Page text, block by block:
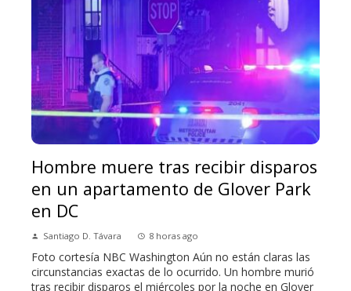
Hombre muere tras recibir disparos
en un apartamento de Glover Park
en DC
Santiago D. Távara 8 horas ago
Foto cortesía NBC Washington Aún no están claras las
circunstancias exactas de lo ocurrido. Un hombre murió
tras recibir disparos el miércoles por la noche en Glover